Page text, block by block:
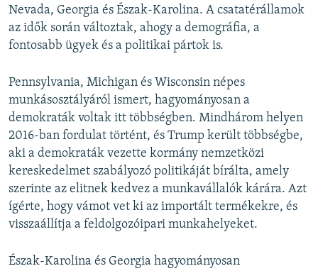
Nevada, Georgia és Észak-Karolina. A csatatérállamok
az idők során változtak, ahogy a demográfia, a
fontosabb ügyek és a politikai pártok is.
Pennsylvania, Michigan és Wisconsin népes
munkásosztályáról ismert, hagyományosan a
demokraták voltak itt többségben. Mindhárom helyen
2016-ban fordulat történt, és Trump került többségbe,
aki a demokraták vezette kormány nemzetközi
kereskedelmet szabályozó politikáját bírálta, amely
szerinte az elitnek kedvez a munkavállalók kárára. Azt
ígérte, hogy vámot vet ki az importált termékekre, és
visszaállítja a feldolgozóipari munkahelyeket.
Észak-Karolina és Georgia hagyományosan